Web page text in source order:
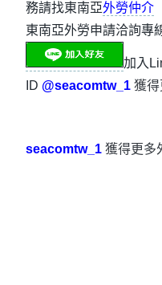
務請找東南亞外勞仲介
東南亞外勞申請洽詢專
加入
ID @seacomtw_1 獲得
seacomtw_1 獲得更多